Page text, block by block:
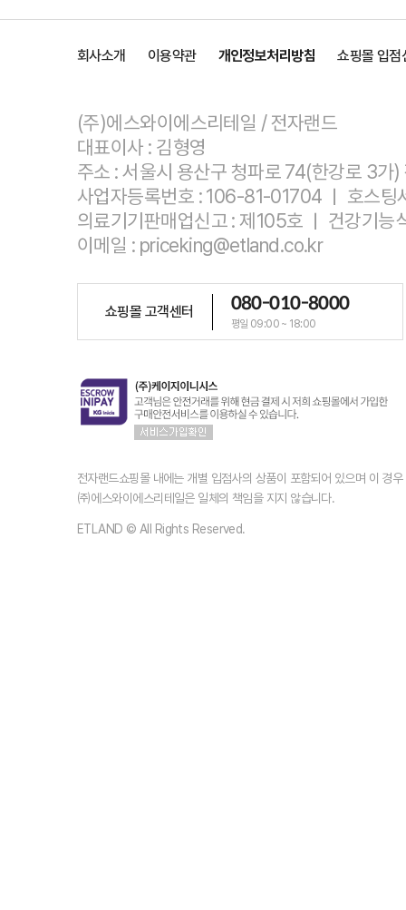
회사소개 이용약관 개인정보처리방침 쇼핑몰 입점
(주)에스와이에스리테일 / 전자랜드
대표이사 : 김형영
주소 : 서울시 용산구 청파로 74(한강로 3가
사업자등록번호 : 106-81-01704 ㅣ 호스
의료기기판매업신고 : 제105호 ㅣ 건강기
이메일 : priceking@etland.co.kr
쇼핑몰 고객센터 080-010-8000
평일 09:00 ~ 18:00
전자랜드쇼핑몰 내에는 개별 입점사의 상품이 포함되어 있으며 이 경
㈜에스와이에스리테일은 일체의 책임을 지지 않습니다.
ETLAND © All Rights Reserved.